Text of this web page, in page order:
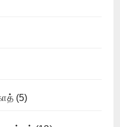
(5)